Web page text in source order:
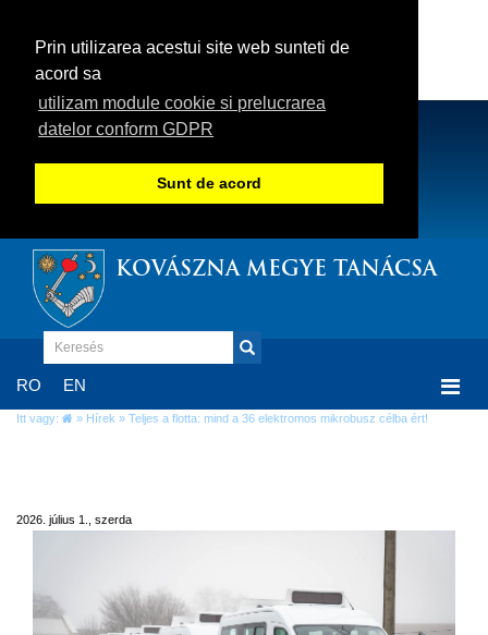
Prin utilizarea acestui site web sunteti de
acord sa
utilizam module cookie si prelucrarea
datelor conform GDPR
Sunt de acord
KOVÁSZNA MEGYE TANÁCSA
RO EN
Itt vagy: » Hírek » Teljes a flotta: mind a 36 elektromos mikrobusz célba ért!
2026. július 1., szerda